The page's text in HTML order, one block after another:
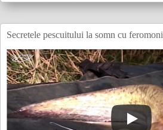
Secretele pescuitului la somn cu feromoni